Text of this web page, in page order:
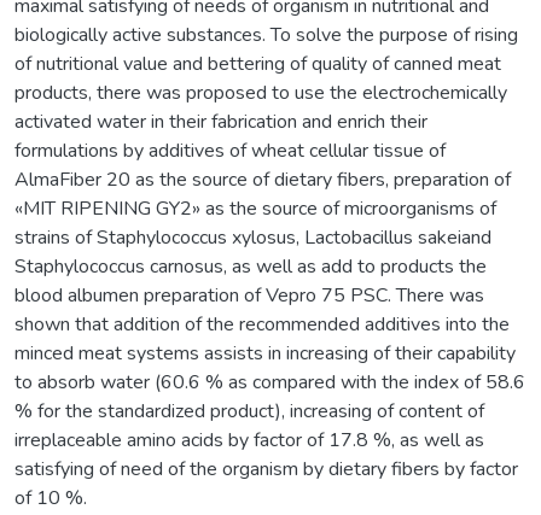
maximal satisfying of needs of organism in nutritional and
biologically active substances. To solve the purpose of rising
of nutritional value and bettering of quality of canned meat
products, there was proposed to use the electrochemically
activated water in their fabrication and enrich their
formulations by additives of wheat cellular tissue of
AlmaFiber 20 as the source of dietary fibers, preparation of
«MIT RIPENING GY2» as the source of microorganisms of
strains of Staphylococcus xylosus, Lactobacillus sakeiand
Staphylococcus carnosus, as well as add to products the
blood albumen preparation of Vepro 75 PSC. There was
shown that addition of the recommended additives into the
minced meat systems assists in increasing of their capability
to absorb water (60.6 % as compared with the index of 58.6
% for the standardized product), increasing of content of
irreplaceable amino acids by factor of 17.8 %, as well as
satisfying of need of the organism by dietary fibers by factor
of 10 %.